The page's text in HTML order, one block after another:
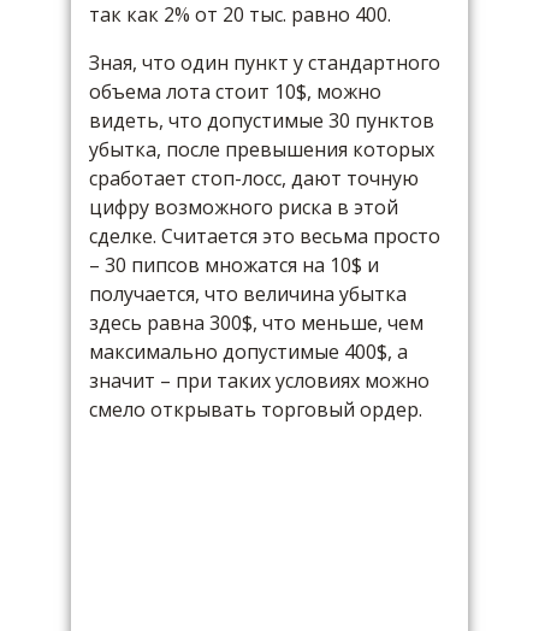
так как 2% от 20 тыс. равно 400.
Зная, что один пункт у стандартного
объема лота стоит 10$, можно
видеть, что допустимые 30 пунктов
убытка, после превышения которых
сработает стоп-лосс, дают точную
цифру возможного риска в этой
сделке. Считается это весьма просто
– 30 пипсов множатся на 10$ и
получается, что величина убытка
здесь равна 300$, что меньше, чем
максимально допустимые 400$, а
значит – при таких условиях можно
смело открывать торговый ордер.